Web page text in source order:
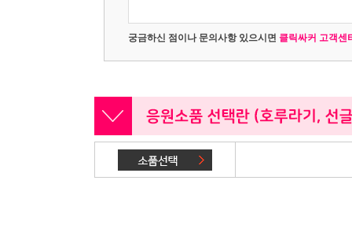
궁금하신 점이나 문의사항 있으시면 클릭싸커 고객센